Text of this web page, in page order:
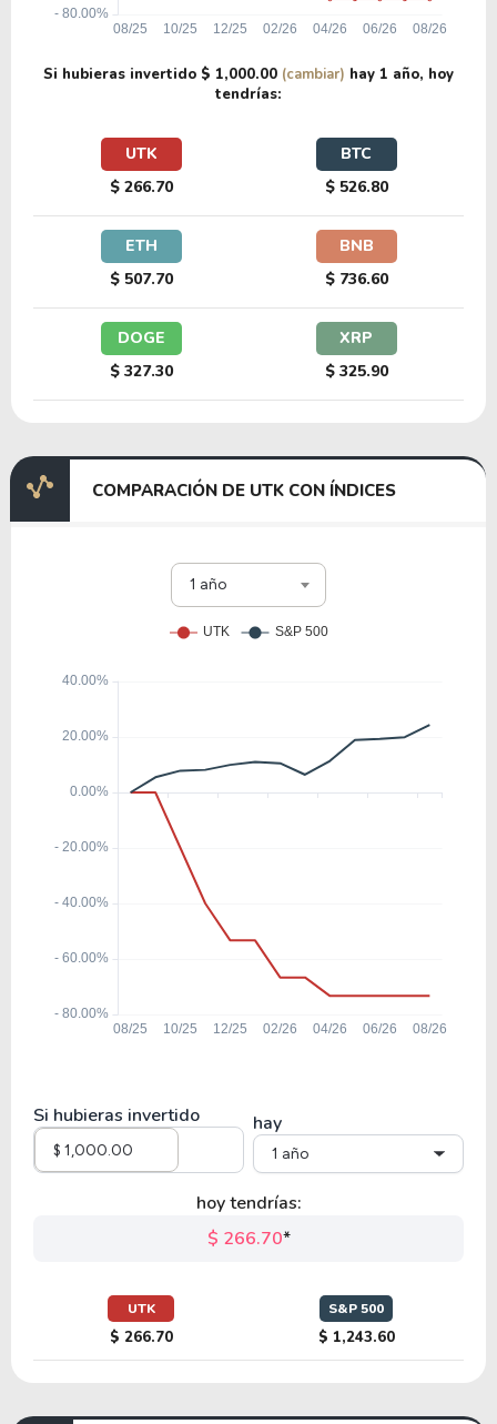
Si hubieras invertido $ 1,000.00 (cambiar) hay 1 año, hoy
tendrías:
UTK
$ 266.70
BTC
$ 526.80
ETH
$ 507.70
BNB
$ 736.60
DOGE
$ 327.30
XRP
$ 325.90
COMPARACIÓN DE UTK CON ÍNDICES
1 año
Si hubieras invertido hay
1 año
hoy tendrías:
$ 266.70*
UTK
$ 266.70
S&P 500
$ 1,243.60